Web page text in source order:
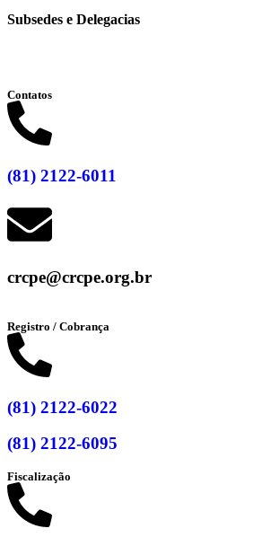
Subsedes e Delegacias
Contatos
(81) 2122-6011
crcpe@crcpe.org.br
Registro / Cobrança
(81) 2122-6022
(81) 2122-6095
Fiscalização